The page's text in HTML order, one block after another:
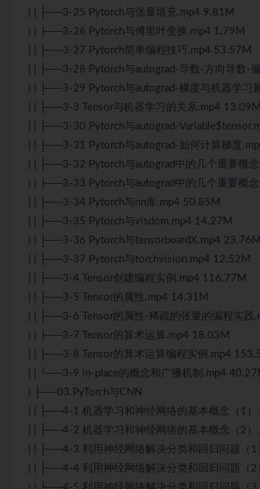
| | ├──3-25 Pytorch与张量填充.mp4 9.81M
| | ├──3-26 Pytorch与傅里叶变换.mp4 1.79M
| | ├──3-27 Pytorch简单编程技巧.mp4 53.57M
| | ├──3-28 Pytorch与autograd-导数-方向导数-
| | ├──3-29 Pytorch与autograd-梯度与机器学习
| | ├──3-3 Tensor与机器学习的关系.mp4 13.09M
| | ├──3-30 Pytorch与autograd-
| | ├──3-31 Pytorch与autograd-如何计算梯度
| | ├──3-32 Pytorch与autograd中的几个重要概
| | ├──3-33 Pytorch与autograd中的几个重要概
| | ├──3-34 Pytorch与nn库.mp4 50.85M
| | ├──3-35 Pytorch与visdom.mp4 14.27M
| | ├──3-36 Pytorch与tensorboardX.mp4 23.76M
| | ├──3-37 Pytorch与torchvision.mp4 12.52M
| | ├──3-4 Tensor创建编程实例.mp4 116.77M
| | ├──3-5 Tensor的属性.mp4 14.31M
| | ├──3-6 Tensor的属性-稀疏的张量的编程实践
| | ├──3-7 Tensor的算术运算.mp4 18.03M
| | ├──3-8 Tensor的算术运算编程实例.mp4
| | └──3-9 in-place的概念和广播机制.mp4
| ├──03.PyTorch与CNN
| | ├──4-1 机器学习和神经网络的基本概念（1）
| | ├──4-2 机器学习和神经网络的基本概念（2）
| | ├──4-3 利用神经网络解决分类和回归问题（
| | ├──4-4 利用神经网络解决分类和回归问题（